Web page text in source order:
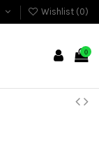
Wishlist (0)
0